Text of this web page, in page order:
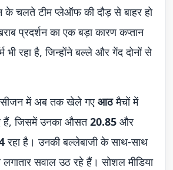
के चलते टीम प्लेऑफ की दौड़ से बाहर हो
प्रदर्शन का एक बड़ा कारण कप्तान
भी रहा है, जिन्होंने बल्ले और गेंद दोनों से
में अब तक खेले गए आठमैचों में
हैं, जिसमें उनका औसत20.85 और
रहा है। उनकी बल्लेबाजी के साथ-साथ
लगातार सवाल उठ रहे हैं। सोशल मीडिया